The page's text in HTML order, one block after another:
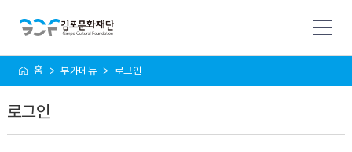
사
이
맵
홈 부가메뉴 로그인
로그인